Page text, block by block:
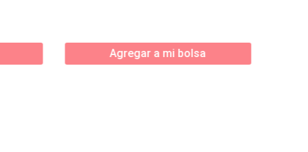
Agregar a mi bolsa